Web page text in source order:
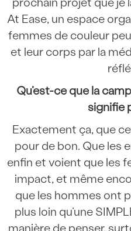
At Ease, un espace
femmes de couleur
et leur corps par la
Qu’est-ce que la
signifie
Exactement ça, que
pour de bon. Que les
enfin et voient que les
impact, et même
que les hommes ont
plus loin qu’une
manière de penser,